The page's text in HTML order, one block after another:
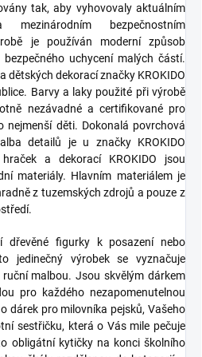
tak, aby vyhovovaly aktuálním
bezpečnostním
je používán moderní způsob
uchycení malých částí.
dětských dekorací značky KROKIDO
Barvy a laky použité při výrobě
nezávadné a certifikované pro
děti. Dokonalá povrchová
detailů je u značky KROKIDO
a dekorací KROKIDO jsou
materiály. Hlavním materiálem je
z tuzemských zdrojů a pouze z
dřevěné figurky k posazení nebo
jedinečný výrobek se vyznačuje
malbou. Jsou skvělým dárkem
pro každého nezapomenutelnou
dárek pro milovníka pejsků, Vašeho
sestřičku, která o Vás mile pečuje
obligátní kytičky na konci školního